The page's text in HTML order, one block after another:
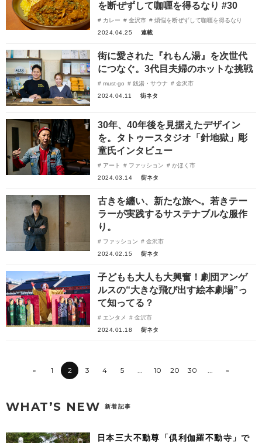
を断ぜずして咖喱を得るなり #30
カレー 金沢市
煩悩を断ぜずして咖喱を得るなり
2024.04.25
連載
街に愛された『れもん湯』を次世代
につなぐ。3代目夫婦のホットな挑戦
must-go 銭湯・サウナ
金沢市
2024.04.11
街ネタ
30年、40年後を見据えたデザイン
を。タトゥースタジオ「針地獄」彫
童氏インタビュー
アート ファッション
かほく市
2024.03.14
街ネタ
古きを纏い、新たな旅へ。若きテー
ラーが実践するサステナブルな服作
り。
ファッション
金沢市
2024.02.15
街ネタ
子どもも大人も大興奮！劇団アンゲ
ルスの“大きな飛び出す絵本劇場”っ
て知ってる？
エンタメ
金沢市
2024.01.18
街ネタ
« 1 2 3 4 5 ... 10 20 30 ... »
WHAT’S NEW 新着記事
日本三大不動尊「倶利伽羅不動寺」で